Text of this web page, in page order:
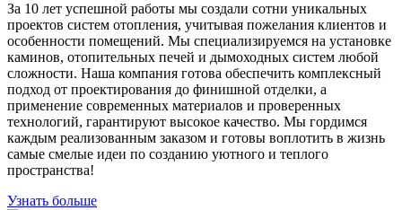
За 10 лет успешной работы мы создали сотни уникальных
проектов систем отопления, учитывая пожелания клиентов и
особенности помещений. Мы специализируемся на установке
каминов, отопительных печей и дымоходных систем любой
сложности. Наша компания готова обеспечить комплексный
подход от проектирования до финишной отделки, а
применение современных материалов и проверенных
технологий, гарантируют высокое качество. Мы гордимся
каждым реализованным заказом и готовы воплотить в жизнь
самые смелые идеи по созданию уютного и теплого
пространства!
Узнать больше